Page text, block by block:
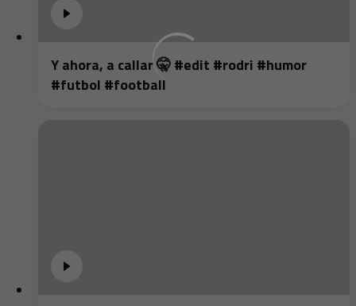
Y ahora, a callar 🤫 #edit #rodri #humor
#futbol #football